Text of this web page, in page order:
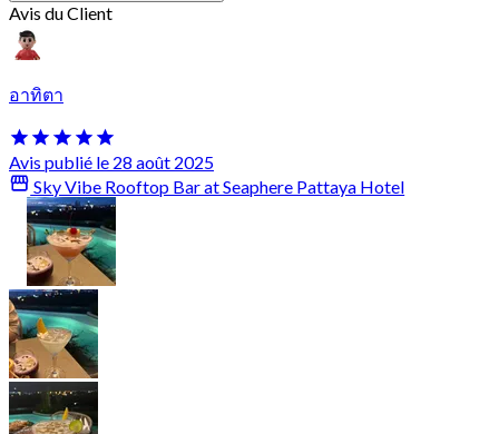
Avis du Client
อาทิตา
Avis publié le 28 août 2025
Sky Vibe Rooftop Bar at Seaphere Pattaya Hotel